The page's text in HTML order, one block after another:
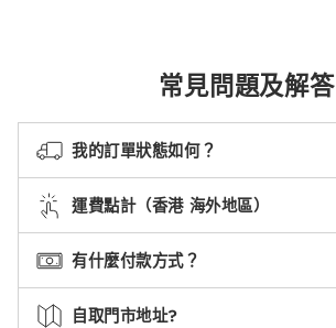
常見問題及解答
我的訂單狀態如何？
運費點計（香港 海外地區）
有什麼付款方式？
自取門市地址?